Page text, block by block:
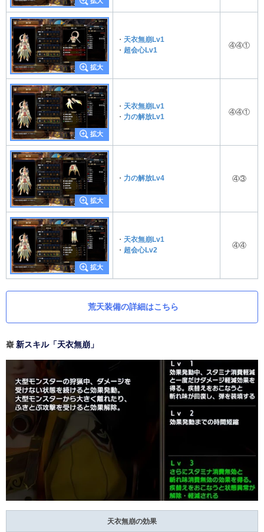
・ 天衣無崩Lv1
・ 超会心Lv1
④④①
・ 天衣無崩Lv1
・ 力の解放Lv1
④④①
・ 力の解放Lv4 ④③
・ 天衣無崩Lv1
・ 超会心Lv2
④④
荒天装備の詳細はこちら
新スキル「天衣無崩」
天衣無崩の効果